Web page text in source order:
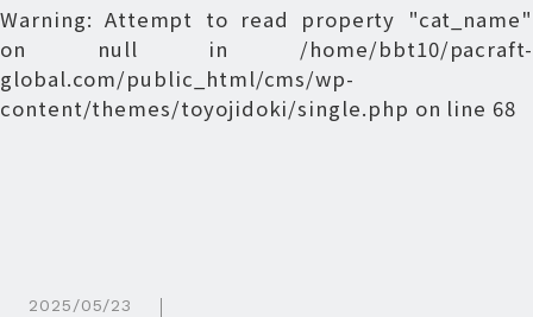
Warning: Attempt to read property "cat_name"
on null in /home/bbt10/pacraft-
global.com/public_html/cms/wp-
content/themes/toyojidoki/single.php on line 68
2025/05/23